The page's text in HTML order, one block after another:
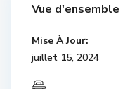
Vue d'ensemble
Mise À Jour:
juillet 15, 2024